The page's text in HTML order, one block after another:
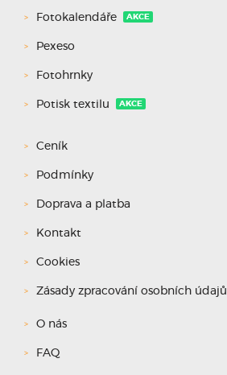
Fotokalendáře AKCE
Pexeso
Fotohrnky
Potisk textilu AKCE
Ceník
Podmínky
Doprava a platba
Kontakt
Cookies
Zásady zpracování osobních údajů
O nás
FAQ